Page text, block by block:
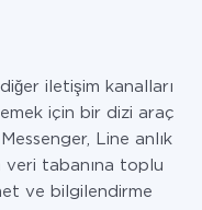
iletişim kanalları
için bir dizi araç
Line anlık
veri tabanına toplu
ve bilgilendirme